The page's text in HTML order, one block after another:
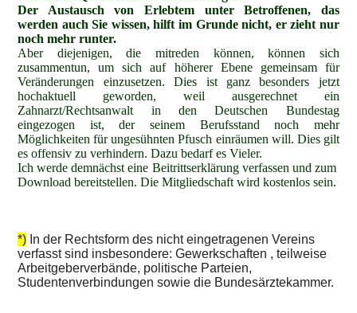
Der Austausch von Erlebtem unter Betroffenen, das
werden auch Sie wissen, hilft im Grunde nicht, er zieht nur
noch mehr runter.
Aber diejenigen, die mitreden können, können sich
zusammentun, um sich auf höherer Ebene gemeinsam für
Veränderungen einzusetzen. Dies ist ganz besonders jetzt
hochaktuell geworden, weil ausgerechnet ein
Zahnarzt/Rechtsanwalt in den Deutschen Bundestag
eingezogen ist, der seinem Berufsstand noch mehr
Möglichkeiten für ungesühnten Pfusch einräumen will. Dies gilt
es offensiv zu verhindern. Dazu bedarf es Vieler.
Ich werde demnächst eine Beitrittserklärung verfassen und zum
Download bereitstellen. Die Mitgliedschaft wird kostenlos sein.
*) In der Rechtsform des nicht eingetragenen Vereins
verfasst sind insbesondere: Gewerkschaften , teilweise
Arbeitgeberverbände, politische Parteien,
Studentenverbindungen sowie die Bundesärztekammer.